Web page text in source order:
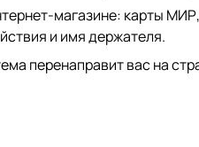
магазине: карты
и имя держателя.
перенаправит вас на